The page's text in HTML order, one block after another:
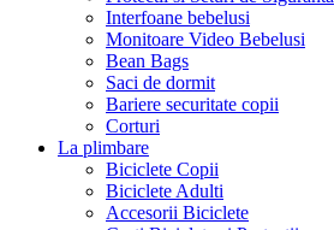
Interfoane bebelusi
Monitoare Video Bebelusi
Bean Bags
Saci de dormit
Bariere securitate copii
Corturi
La plimbare
Biciclete Copii
Biciclete Adulti
Accesorii Biciclete